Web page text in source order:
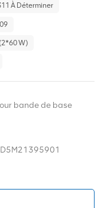
À Déterminer
W)
bande de base